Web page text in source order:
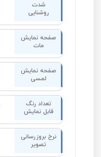
شدت
روشنایی
صفحه نمایش
مات
صفحه نمایش
لمسی
تعداد رنگ
قابل نمایش
نرخ بروزرسانی
تصویر